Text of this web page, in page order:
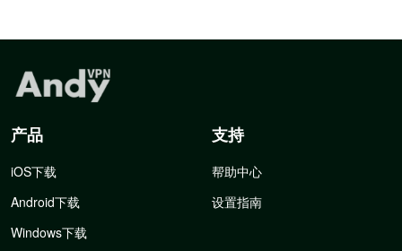
产品
iOS下载
Android下载
Windows下载
支持
帮助中心
设置指南